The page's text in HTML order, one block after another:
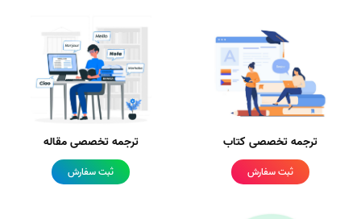
ترجمه تخصصی کتاب
ثبت سفارش
ترجمه تخصصی مقاله
ثبت سفارش